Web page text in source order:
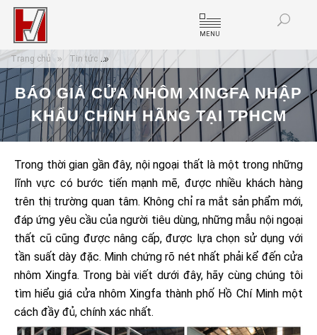
MENU
BÁO GIÁ CỬA NHÔM XINGFA NHẬP
KHẨU CHÍNH HÃNG TẠI TPHCM
Trang chủ Tin tức Báo giá cửa nhôm Xingfa nhập khẩu chính hãng
Trong thời gian gần đây, nội ngoại thất là một trong những
lĩnh vực có bước tiến mạnh mẽ, được nhiều khách hàng
trên thị trường quan tâm. Không chỉ ra mắt sản phẩm mới,
đáp ứng yêu cầu của người tiêu dùng, những mẫu nội ngoại
thất cũ cũng được nâng cấp, được lựa chọn sử dụng với
tần suất dày đặc. Minh chứng rõ nét nhất phải kể đến cửa
nhôm Xingfa. Trong bài viết dưới đây, hãy cùng chúng tôi
tìm hiểu giá cửa nhôm Xingfa thành phố Hồ Chí Minh một
cách đầy đủ, chính xác nhất.